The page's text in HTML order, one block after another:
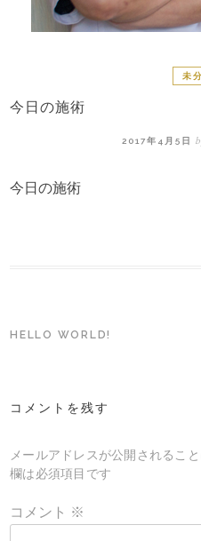
未
今日の施術
2017年4月5日
今日の施術
投
ゲ
ョ
ン
HELLO WORLD!
コメントを残す
メールアドレスが公開されること
欄は必須項目です
コメント ※